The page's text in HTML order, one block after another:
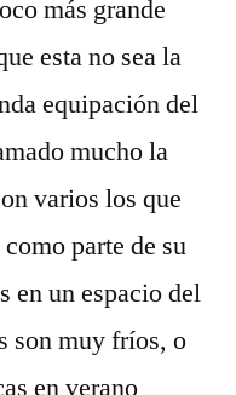
más grande
esta no sea la
equipación del
mucho la
varios los que
parte de su
en un espacio del
son muy fríos, o
en verano